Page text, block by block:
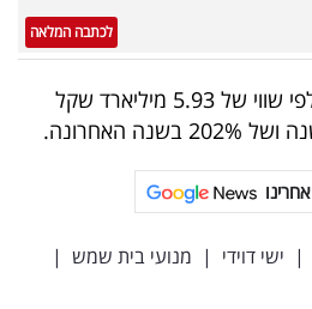
לכתבה המלאה
מניית בית שמש נסחרת לפי שווי של 5.93 מיליארד שקל
| ישי דוידי | מנועי בית שמש |